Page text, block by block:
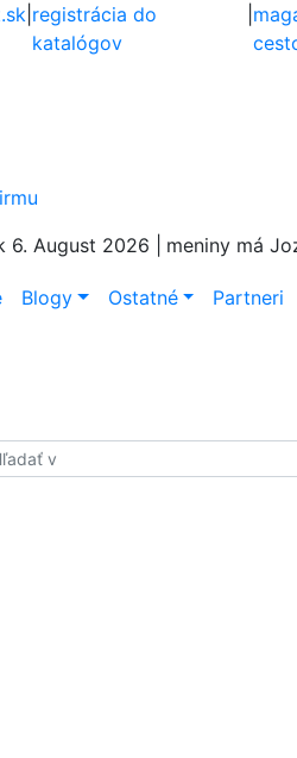
registrácia do
katalógov
6. August 2026 | meniny má
Blogy Ostatné Partneri